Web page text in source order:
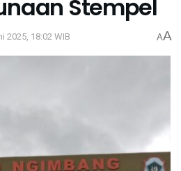
Stempel
2025, 18:02 WIB AA